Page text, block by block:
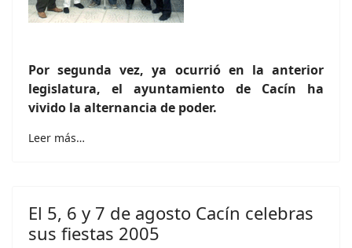
Por segunda vez, ya ocurrió en la anterior
legislatura, el ayuntamiento de Cacín ha
vivido la alternancia de poder.
Leer más…
El 5, 6 y 7 de agosto Cacín celebras
sus fiestas 2005